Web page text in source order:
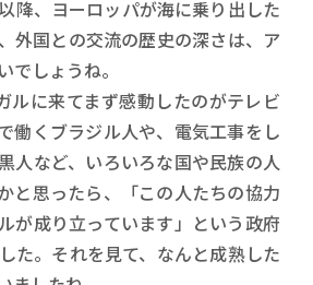
降、ヨーロッパが海に乗り出した
外国との交流の歴史の深さは、ア
でしょうね。
ルに来てまず感動したのがテレビ
働くブラジル人や、電気工事をし
人など、いろいろな国や民族の人
と思ったら、「この人たちの協力
が成り立っています」という政府
た。それを見て、なんと成熟した